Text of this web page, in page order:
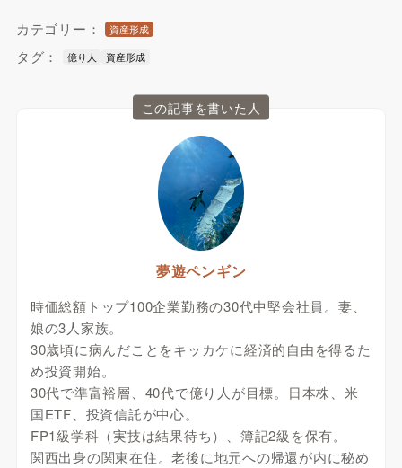
カテゴリー： 資産形成
タグ： 億り人 資産形成
この記事を書いた人
夢遊ペンギン
時価総額トップ100企業勤務の30代中堅会社員。妻、
娘の3人家族。
30歳頃に病んだことをキッカケに経済的自由を得るた
め投資開始。
30代で準富裕層、40代で億り人が目標。日本株、米
国ETF、投資信託が中心。
FP1級学科（実技は結果待ち）、簿記2級を保有。
関西出身の関東在住。老後に地元への帰還が内に秘め